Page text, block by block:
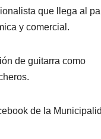
que llega al
y comercial.
de guitarra como
de la